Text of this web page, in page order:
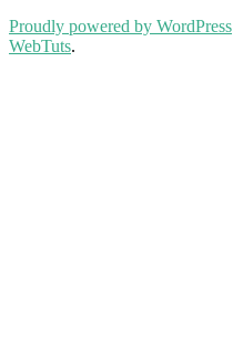
Proudly powered by WordPress
WebTuts.